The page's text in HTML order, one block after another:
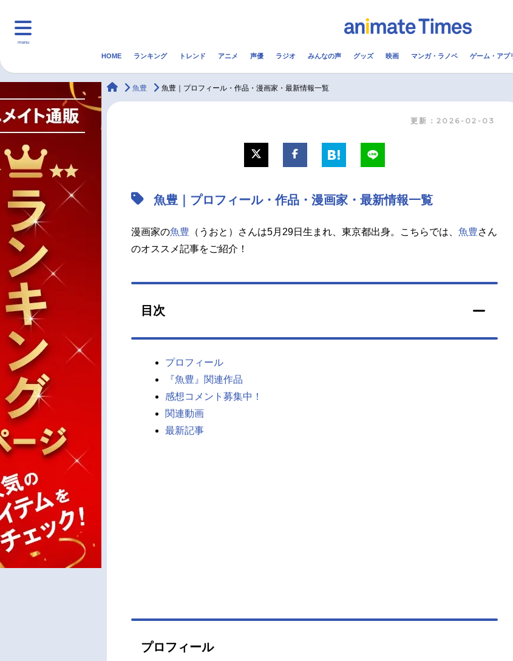
menu
マンガ・ラノベ 2.5次元
声優記事一覧
アニメ映画一覧
男性声優/女性声優一覧
今期アニメ
FOLLOW US
HOME ランキング トレンド アニメ 声優 ラジオ みんなの声 グッズ 映画 マンガ・ラノベ ゲーム・アプ
animateTimes
魚豊 魚豊｜プロフィール・作品・漫画家・最新情報一覧
更新：2026-02-03
魚豊｜プロフィール・作品・漫画家・最新情報一覧
漫画家の魚豊 （うおと）さんは5月29日生まれ、東京都出身。こちらでは、 魚豊さん
のオススメ記事をご紹介！
目次
プロフィール
『魚豊』関連作品
感想コメント募集中！
関連動画
最新記事
プロフィール